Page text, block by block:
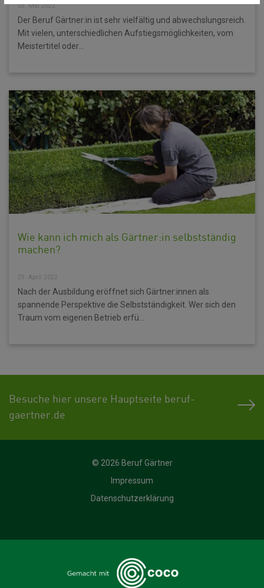
03. Mai 2022
Der Beruf Gärtner:in ist sehr vielfältig und abwechslungsreich.
Mit vielen, unterschiedlichen Aufstiegsmöglichkeiten, vom
Meistertitel oder...
Wie kann ich mich als Gärtner:in selbstständig
machen?
29. April 2022
Nach der Ausbildung eröffnet sich Gärtner:innen als
spannende Perspektive die Selbstständigkeit. Wer sich den
Traum vom eigenen Betrieb erfü...
Besuche hier unsere Hauptseite beruf-
gaertner.de
© 2026 Beruf Gärtner
Impressum
Datenschutzerklärung